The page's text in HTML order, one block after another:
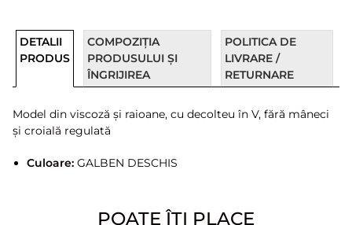
DETALII
PRODUS
COMPOZIȚIA
PRODUSULUI ȘI
ÎNGRIJIREA
POLITICA DE
LIVRARE /
RETURNARE
Model din viscoză și raioane, cu decolteu în V, fără mâneci
și croială regulată
Culoare:GALBEN DESCHIS
POATE ÎȚI PLACE